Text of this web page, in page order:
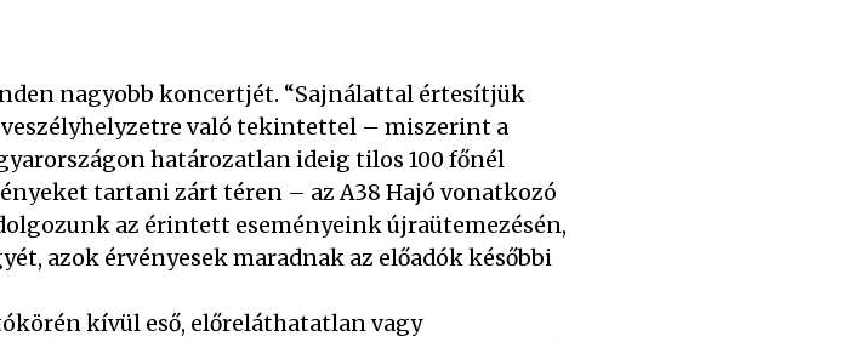
nagyobb koncertjét. “Sajnálattal értesítjük
való tekintettel – miszerint a
határozatlan ideig tilos 100 főnél
tartani zárt téren – az A38 Hajó vonatkozó
az érintett eseményeink újraütemezésén,
azok érvényesek maradnak az előadók későbbi
kívül eső, előreláthatatlan vagy